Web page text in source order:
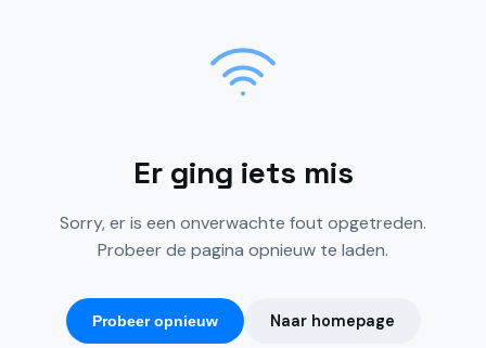
Er ging iets mis
Sorry, er is een onverwachte fout opgetreden.
Probeer de pagina opnieuw te laden.
Probeer opnieuw Naar homepage